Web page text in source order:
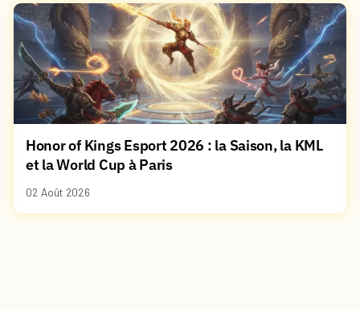
Honor of Kings Esport 2026 : la Saison, la KML
et la World Cup à Paris
02 Août 2026